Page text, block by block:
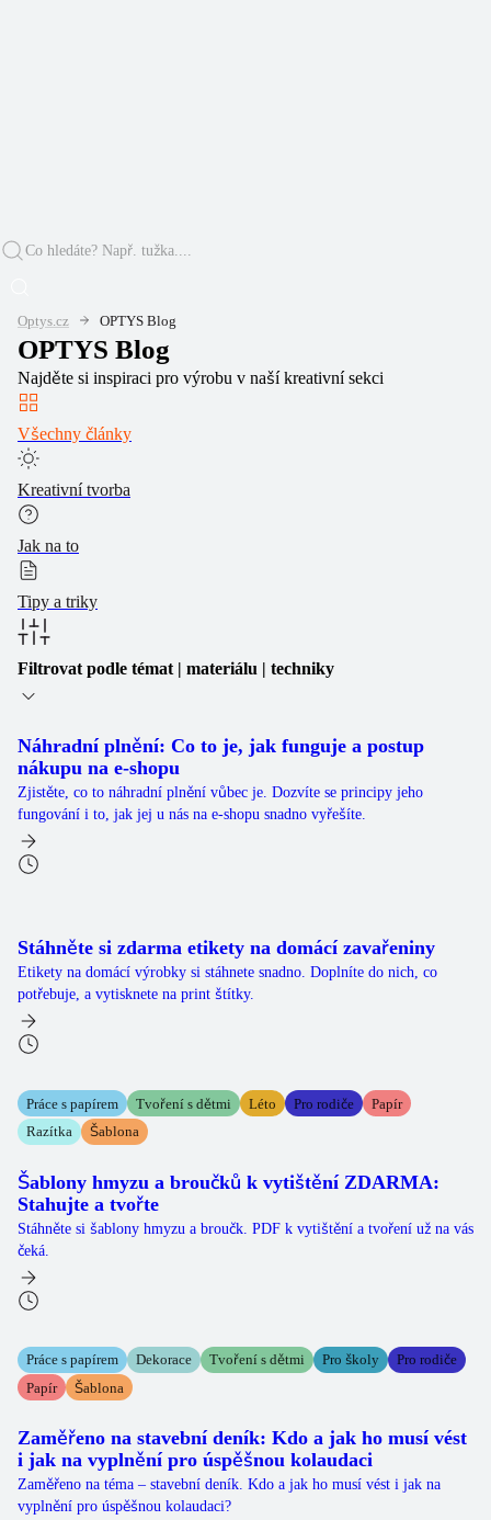
Optys.cz OPTYS Blog
OPTYS Blog
Najděte si inspiraci pro výrobu v naší kreativní sekci
Všechny články
Kreativní tvorba
Jak na to
Tipy a triky
Filtrovat podle témat | materiálu | techniky
Náhradní plnění: Co to je, jak funguje a postup
nákupu na e-shopu
Zjistěte, co to náhradní plnění vůbec je. Dozvíte se principy jeho
fungování i to, jak jej u nás na e-shopu snadno vyřešíte.
Stáhněte si zdarma etikety na domácí zavařeniny
Etikety na domácí výrobky si stáhnete snadno. Doplníte do nich, co
potřebuje, a vytisknete na print štítky.
Práce s papírem Tvoření s dětmi Léto Pro rodiče
Papír
Razítka
Šablona
Šablony hmyzu a broučků k vytištění ZDARMA:
Stahujte a tvořte
Stáhněte si šablony hmyzu a broučk. PDF k vytištění a tvoření už na vás
čeká.
Práce s papírem Dekorace Tvoření s dětmi Pro školy
Pro rodiče
Papír
Šablona
Zaměřeno na stavební deník: Kdo a jak ho musí vést
i jak na vyplnění pro úspěšnou kolaudaci
Zaměřeno na téma – stavební deník. Kdo a jak ho musí vést i jak na
vyplnění pro úspěšnou kolaudaci?